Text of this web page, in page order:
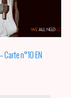
Carte n°10 EN